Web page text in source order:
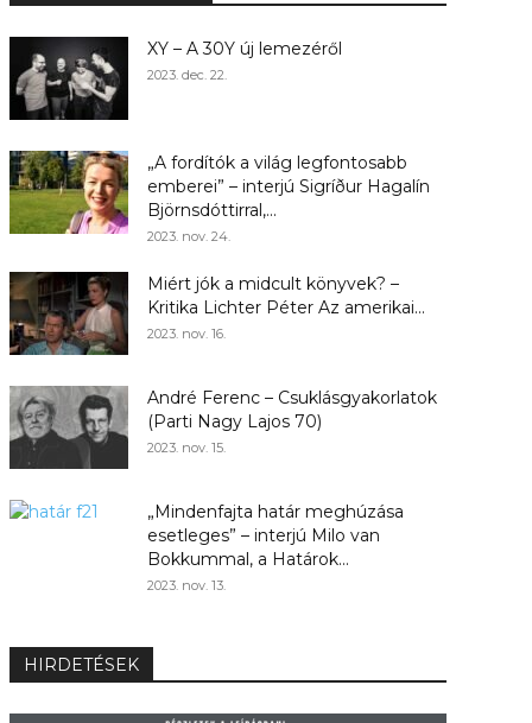
XY – A 30Y új lemezéről
2023. dec. 22.
„A fordítók a világ legfontosabb
emberei” – interjú Sigríður Hagalín
Björnsdóttirral,...
2023. nov. 24.
Miért jók a midcult könyvek? –
Kritika Lichter Péter Az amerikai...
2023. nov. 16.
André Ferenc – Csuklásgyakorlatok
(Parti Nagy Lajos 70)
2023. nov. 15.
„Mindenfajta határ meghúzása
esetleges” – interjú Milo van
Bokkummal, a Határok...
2023. nov. 13.
HIRDETÉSEK